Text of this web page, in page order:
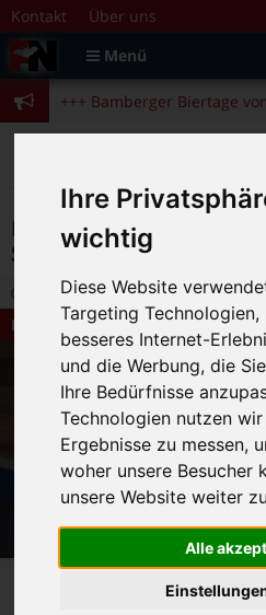
Ihre
wichtig
Diese Website
Targeting Technologien,
besseres Internet-
und die Werbung, die
Ihre Bedürfnisse
Technologien nutzen
Ergebnisse zu messen,
woher unsere Besucher
unsere Website weiter
Alle
Zum Inhalt springen
Kontakt Über uns
Menü
+++ Bamberger Biertage
+++ Blues- und Jazzfestival
+++ Bamberger Biertage
Eine chillige Brise
Stadtstrand“ ab 02.06.
31.05.2016 14:50 | FN-
Bamberg Live
ie Nordseeküste und